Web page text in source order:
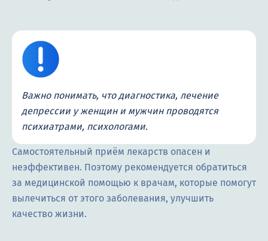
Важно понимать, что диагностика, лечение
депрессии у женщин и мужчин проводятся
психиатрами, психологами.
Самостоятельный приём лекарств опасен и
неэффективен. Поэтому рекомендуется обратиться
за медицинской помощью к врачам, которые помогут
вылечиться от этого заболевания, улучшить
качество жизни.